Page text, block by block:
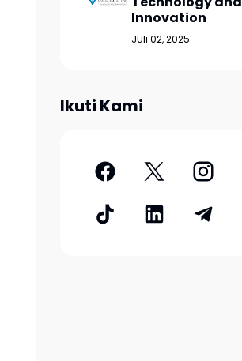
Innovation
Juli 02, 2025
Ikuti Kami